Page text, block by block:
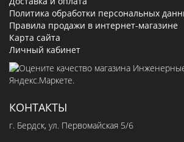
Политика обработки персональных
Правила продажи в интернет-магазине
Карта сайта
Личный кабинет
КОНТАКТЫ
г. Бердск, ул. Первомайская 5/6